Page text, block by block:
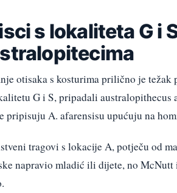
s lokaliteta G i
otisaka s kosturima prilično je
G i S, pripadali
pripisuju A. afarensisu upućuju na
tragovi s lokacije A, potječu od
napravio mladić ili dijete, no